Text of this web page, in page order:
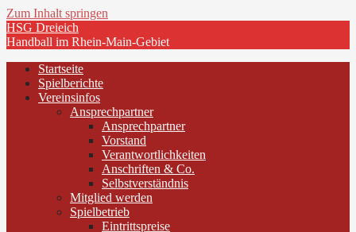
Zum Inhalt springen
HSG Dreieich
Handball im Rhein-Main-Gebiet
Startseite
Spielberichte
Vereinsinfos
Ansprechpartner
Ansprechpartner
Vorstand
Verantwortlichkeiten
Anschriften & Co.
Selbstverständnis
Mitglied werden
Spielbetrieb
Eintrittspreise